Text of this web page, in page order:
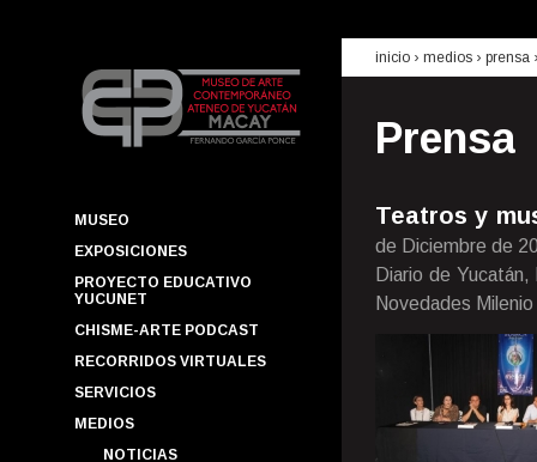
MUSEO
EXPOSICIONES
PROYECTO EDUCATIVO
YUCUNET
CHISME-ARTE PODCAST
RECORRIDOS VIRTUALES
SERVICIOS
MEDIOS
NOTICIAS
inicio › medios › prensa
Prensa
Teatros y
de Diciembre de
Diario de
Novedades Milenio